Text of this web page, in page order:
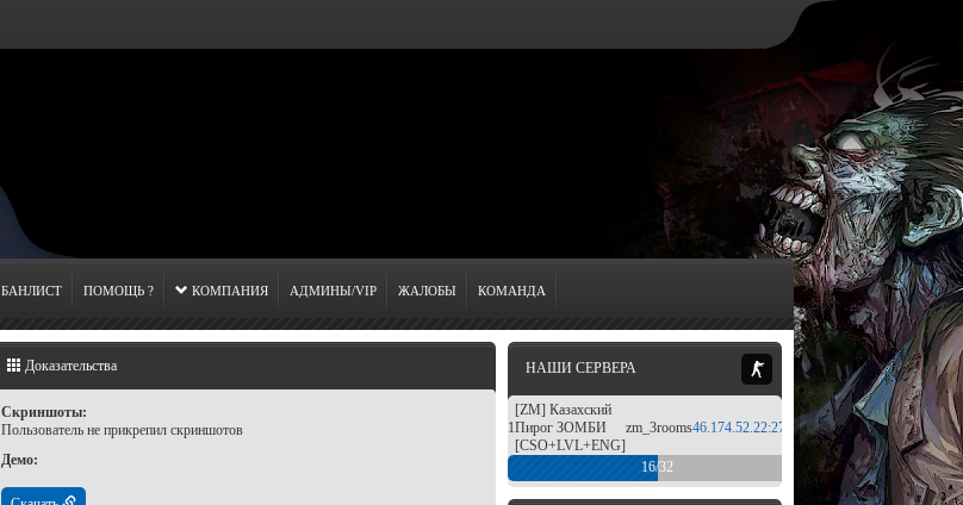
БАНЛИСТ ПОМОЩЬ ? КОМПАНИЯ АДМИНЫ/VIP ЖАЛОБЫ КОМАНДА
Доказательства
Скриншоты:
Пользователь не прикрепил скриншотов
Демо:
НАШИ СЕРВЕРА
1
[ZM] Казахский
Пирог ЗОМБИ
[CSO+LVL+ENG]
16/32
zm_3rooms46.174.52.22:27313
16/32